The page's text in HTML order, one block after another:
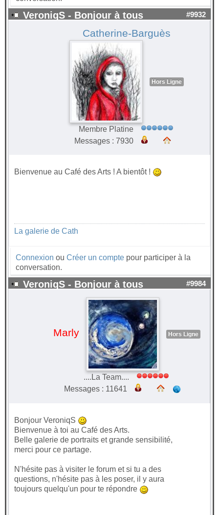
VeroniqS - Bonjour à tous #9932
Catherine-Barguès
Hors Ligne
Membre Platine
Messages : 7930
Bienvenue au Café des Arts ! A bientôt !
La galerie de Cath
Connexion ou Créer un compte pour participer à la
conversation.
VeroniqS - Bonjour à tous #9984
Marly Hors Ligne
....La Team....
Messages : 11641
Bonjour VeroniqS
Bienvenue à toi au Café des Arts.
Belle galerie de portraits et grande sensibilité,
merci pour ce partage.
N'hésite pas à visiter le forum et si tu a des
questions, n'hésite pas à les poser, il y aura
toujours quelqu'un pour te répondre